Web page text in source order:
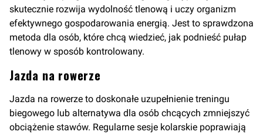
skutecznie rozwija wydolność tlenową i uczy organizm
efektywnego gospodarowania energią. Jest to sprawdzona
metoda dla osób, które chcą wiedzieć, jak podnieść pułap
tlenowy w sposób kontrolowany.
Jazda na rowerze
Jazda na rowerze to doskonałe uzupełnienie treningu
biegowego lub alternatywa dla osób chcących zmniejszyć
obciążenie stawów. Regularne sesje kolarskie poprawiają